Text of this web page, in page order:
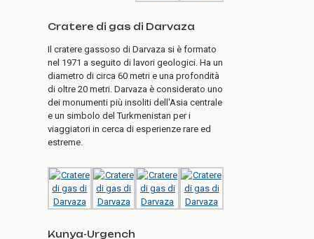
Cratere di gas di Darvaza
Il cratere gassoso di Darvaza si è formato
nel 1971 a seguito di lavori geologici. Ha un
diametro di circa 60 metri e una profondità
di oltre 20 metri. Darvaza è considerato uno
dei monumenti più insoliti dell'Asia centrale
e un simbolo del Turkmenistan per i
viaggiatori in cerca di esperienze rare ed
estreme.
Kunya-Urgench